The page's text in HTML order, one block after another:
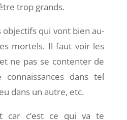
trop grands.
qui vont bien au-
mortels. Il faut voir les
ne pas se contenter de
dans tel
dans un autre, etc.
car c’est ce qui va te